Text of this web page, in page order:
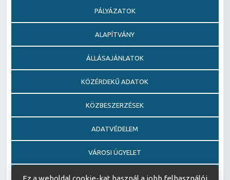
PÁLYÁZATOK
ALAPÍTVÁNY
ÁLLÁSAJÁNLATOK
KÖZÉRDEKŰ ADATOK
KÖZBESZERZÉSEK
ADATVÉDELEM
VÁROSI ÜGYELET
EGÉSZSÉGFEJLESZTŐ KÓRHÁZ DÍJ PÁLYÁZAT
Ez a weboldal cookie-kat használ a jobb felhasználói